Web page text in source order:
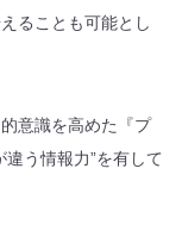
ることも可能とし
意識を高めた『プ
う情報力”を有して